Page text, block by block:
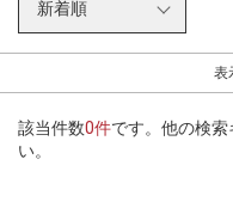
表
該当件数0件です。他の検
い。